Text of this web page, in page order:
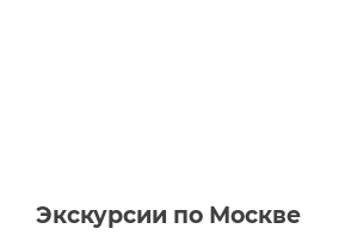
Экскурсии по Москве